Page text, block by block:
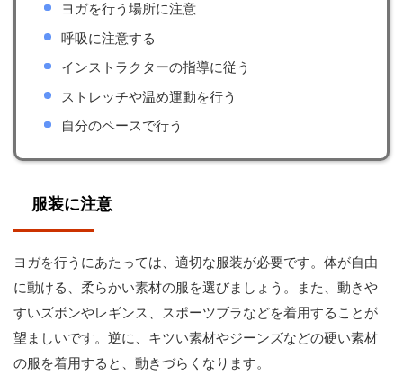
ヨガを行う場所に注意
呼吸に注意する
インストラクターの指導に従う
ストレッチや温め運動を行う
自分のペースで行う
服装に注意
ヨガを行うにあたっては、適切な服装が必要です。体が自由
に動ける、柔らかい素材の服を選びましょう。また、動きや
すいズボンやレギンス、スポーツブラなどを着用することが
望ましいです。逆に、キツい素材やジーンズなどの硬い素材
の服を着用すると、動きづらくなります。